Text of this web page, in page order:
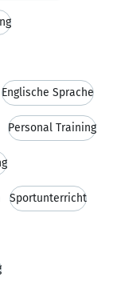
Englische Sprache
Personal Training
Sportunterricht